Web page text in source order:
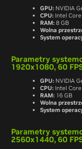
GPU: NVIDIA
CPU: Intel
RAM: 8 GB
Wolna
System
Parametry
1920x1080, 60
GPU: NVIDIA
CPU: Intel
RAM: 16 GB
Wolna
System
Parametry
2560x1440, 60